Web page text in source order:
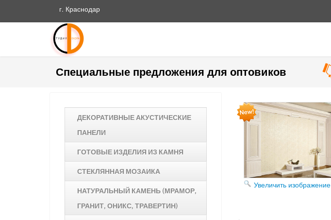
г. Краснодар
Специальные предложения для оптовиков
ДЕКОРАТИВНЫЕ АКУСТИЧЕСКИЕ
ПАНЕЛИ
ГОТОВЫЕ ИЗДЕЛИЯ ИЗ КАМНЯ
СТЕКЛЯННАЯ МОЗАИКА
НАТУРАЛЬНЫЙ КАМЕНЬ (МРАМОР,
ГРАНИТ, ОНИКС, ТРАВЕРТИН)
Увеличить изображение